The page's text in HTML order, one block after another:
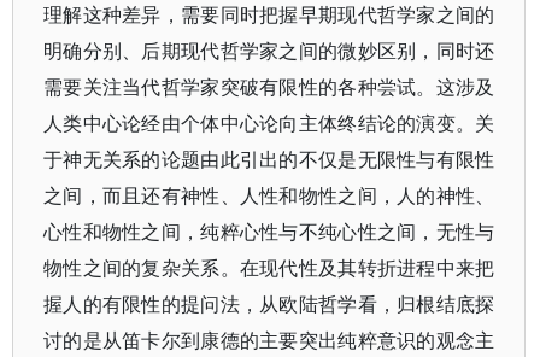
理解这种差异，需要同时把握早期现代哲学家之间的
明确分别、后期现代哲学家之间的微妙区别，同时还
需要关注当代哲学家突破有限性的各种尝试。这涉及
人类中心论经由个体中心论向主体终结论的演变。关
于神无关系的论题由此引出的不仅是无限性与有限性
之间，而且还有神性、人性和物性之间，人的神性、
心性和物性之间，纯粹心性与不纯心性之间，无性与
物性之间的复杂关系。在现代性及其转折进程中来把
握人的有限性的提问法，从欧陆哲学看，归根结底探
讨的是从笛卡尔到康德的主要突出纯粹意识的观念主